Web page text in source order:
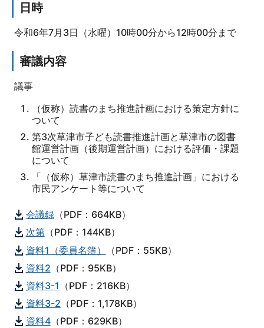
日時
令和6年7月3日（水曜）10時00分から12時00分まで
審議内容
議事
（仮称）読書のまち推進計画における策定方針に
ついて
第3次草津市子ども読書推進計画と草津市の図書
館運営計画（後期運営計画）における評価・課題
について
「（仮称）草津市読書のまち推進計画」における
市民アンケート等について
会議録（PDF：664KB）
次第（PDF：144KB）
資料1（委員名簿）
（PDF：55KB）
資料2 （PDF：95KB）
資料3-1 （PDF：216KB）
資料3-2 （PDF：1,178KB）
資料4（PDF：629KB）